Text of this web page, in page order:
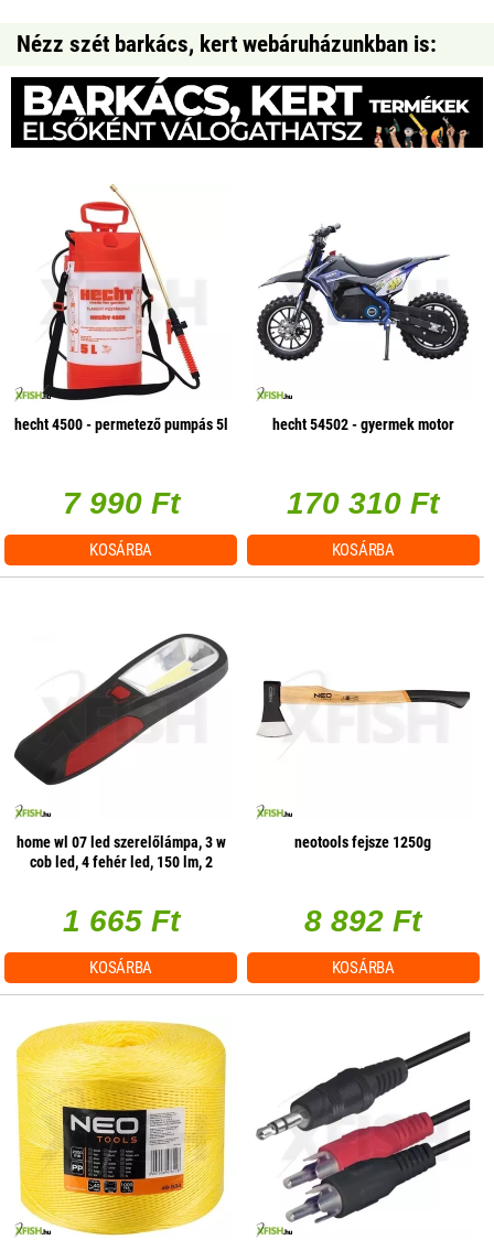
Nézz szét barkács, kert webáruházunkban is:
hecht 4500 - permetező pumpás 5l
7 990 Ft
KOSÁRBA
hecht 54502 - gyermek motor
170 310 Ft
KOSÁRBA
home wl 07 led szerelőlámpa, 3 w
cob led, 4 fehér led, 150 lm, 2
1 665 Ft
KOSÁRBA
neotools fejsze 1250g
8 892 Ft
KOSÁRBA